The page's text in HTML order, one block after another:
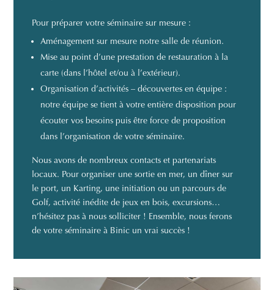
Pour préparer votre séminaire sur mesure :
Aménagement sur mesure notre salle de réunion.
Mise au point d’une prestation de restauration à la
carte (dans l’hôtel et/ou à l’extérieur).
Organisation d’activités – découvertes en équipe :
notre équipe se tient à votre entière disposition pour
écouter vos besoins puis être force de proposition
dans l’organisation de votre séminaire.
Nous avons de nombreux contacts et partenariats
locaux. Pour organiser une sortie en mer, un dîner sur
le port, un Karting, une initiation ou un parcours de
Golf, activité inédite de jeux en bois, excursions…
n’hésitez pas à nous solliciter ! Ensemble, nous ferons
de votre séminaire à Binic un vrai succès !